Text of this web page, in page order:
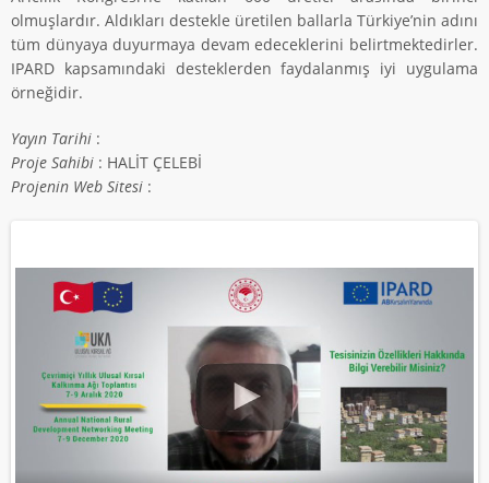
olmuşlardır. Aldıkları destekle üretilen ballarla Türkiye’nin adını
tüm dünyaya duyurmaya devam edeceklerini belirtmektedirler.
IPARD kapsamındaki desteklerden faydalanmış iyi uygulama
örneğidir.
Yayın Tarihi :
Proje Sahibi : HALİT ÇELEBİ
Projenin Web Sitesi :